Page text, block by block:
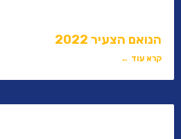
הנואם הצעיר 2022
קרא עוד ←